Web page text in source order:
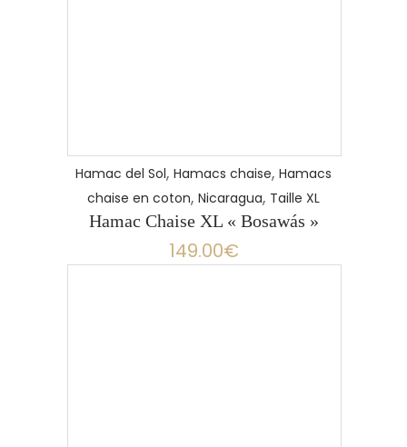
Hamac del Sol, Hamacs chaise, Hamacs
chaise en coton, Nicaragua, Taille XL
Hamac Chaise XL « Bosawás »
149.00€